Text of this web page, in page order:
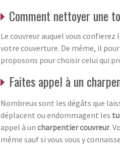
Comment nettoyer une
Le couvreur auquel vous
votre couverture. De même, il
proposons pour choisir celui qui
Faites appel à un
Nombreux sont les dégâts que
déplacent ou endommagent les
appel à un charpentier couvreur.
même sauf si vous vous y